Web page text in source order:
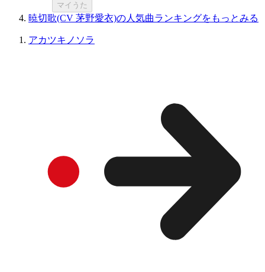
マイうた
暁切歌(CV 茅野愛衣)の人気曲ランキングをもっとみる
アカツキノソラ